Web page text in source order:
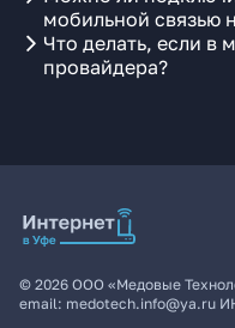
мобильной связью
Что делать, если в
провайдера?
© 2026 ООО «Медовые
email: medotech.info@ya.ru